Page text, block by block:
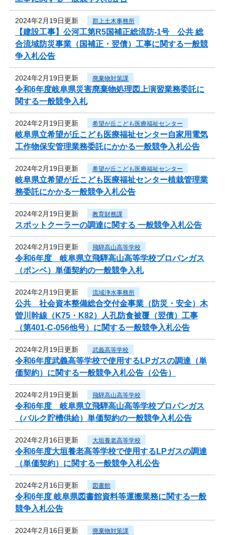
2024年2月19日更新 郡上土木事務所
【建設工事】公河工第R5国補正総流防-1号 公共 総
合流域防災事業（国補正・翌債）工事に関する一般競
争入札公告
2024年2月19日更新 廃棄物対策課
令和6年度岐阜県災害廃棄物処理図上演習業務委託に
関する一般競争入札
2024年2月19日更新 希望が丘こども医療福祉センター
岐阜県立希望が丘こども医療福祉センター自家用電気
工作物保安管理業務委託にかかる一般競争入札公告
2024年2月19日更新 希望が丘こども医療福祉センター
岐阜県立希望が丘こども医療福祉センター植栽管理業
務委託にかかる一般競争入札公告
2024年2月19日更新 教育財務課
スポットクーラーの調達に関する 一般競争入札公告
2024年2月19日更新 飛騨高山高等学校
令和6年度 岐阜県立飛騨高山高等学校プロパンガス
（ボンベ）単価契約の一般競争入札
2024年2月19日更新 流域浄水事務所
公共 社会資本整備総合交付金事業（防災・安全）木
曽川幹線（K75・K82）人孔防食被覆（翌債）工事
（第401-C-056他号）に関する一般競争入札公告
2024年2月19日更新 武義高等学校
令和6年度武義高等学校で使用するLPガスの調達（単
価契約）に関する一般競争入札公告（公告）
2024年2月19日更新 飛騨高山高等学校
令和6年度 岐阜県立飛騨高山高等学校プロパンガス
（バルク貯槽供給）単価契約の一般競争入札公告
2024年2月16日更新 大垣養老高等学校
令和6年度大垣養老高等学校で使用するLPガスの調達
（単価契約）に関する一般競争入札公告
2024年2月16日更新 図書館
令和6年度 岐阜県図書館資料等運搬業務に関する一般
競争入札公告
2024年2月16日更新 廃棄物対策課